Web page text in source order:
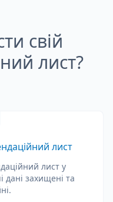
свій
лист?
лист
лист у
дані захищені та